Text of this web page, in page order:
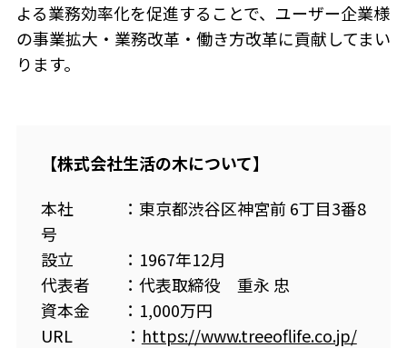
よる業務効率化を促進することで、ユーザー企業様
の事業拡大・業務改革・働き方改革に貢献してまい
ります。
【株式会社生活の木について】
本社 ：東京都渋谷区神宮前 6丁目3番8
号
設立 ：1967年12月
代表者 ：代表取締役 重永 忠
資本金 ：1,000万円
URL ： https://www.treeoflife.co.jp/